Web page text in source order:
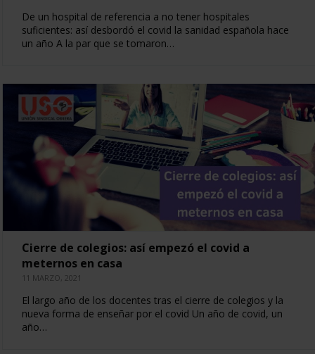
De un hospital de referencia a no tener hospitales
suficientes: así desbordó el covid la sanidad española hace
un año A la par que se tomaron…
Cierre de colegios: así empezó el covid a
meternos en casa
11 MARZO, 2021
El largo año de los docentes tras el cierre de colegios y la
nueva forma de enseñar por el covid Un año de covid, un
año…